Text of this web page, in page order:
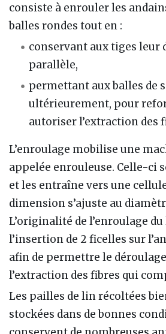
consiste à enrouler les
balles rondes tout en :
conservant aux tiges leur
parallèle,
permettant aux balles de
ultérieurement, pour
autoriser l’extraction des
L’enroulage mobilise une
appelée enrouleuse. Celle-ci
et les entraîne vers une
dimension s’ajuste au
L’originalité de l’enroulage
l’insertion de 2 ficelles sur
afin de permettre le
l’extraction des fibres qui
Les pailles de lin récoltées
stockées dans de bonnes